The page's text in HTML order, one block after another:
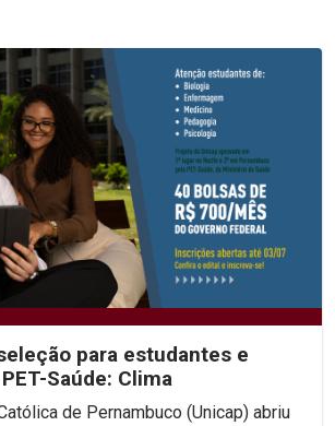
para estudantes e
Saúde: Clima
de Pernambuco (Unicap) abriu